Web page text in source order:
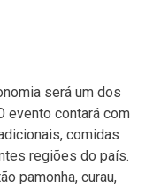
será um dos
evento contará com
comidas
regiões do país.
pamonha, curau,